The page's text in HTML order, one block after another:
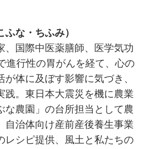
な・ちふみ）
、国際中医薬膳師、医学気功
進行性の胃がんを経て、心の
が体に及ぼす影響に気づき、
践。東日本大震災を機に農業
な農園」の台所担当として農
自治体向け産前産後養生事業
レシピ提供、風土と私たちの